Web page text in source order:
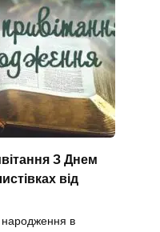
З Днем
від
в